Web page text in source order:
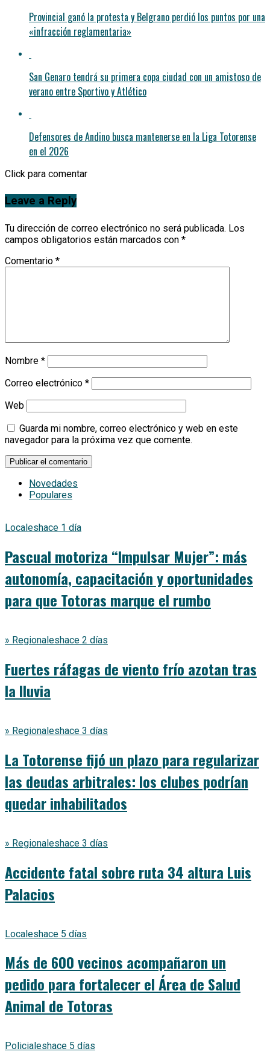
Provincial ganó la protesta y Belgrano perdió los puntos por una
«infracción reglamentaria»
San Genaro tendrá su primera copa ciudad con un amistoso de
verano entre Sportivo y Atlético
Defensores de Andino busca mantenerse en la Liga Totorense
en el 2026
Click para comentar
Leave a Reply
Tu dirección de correo electrónico no será publicada. Los
campos obligatorios están marcados con *
Comentario *
Nombre *
Correo electrónico *
Web
Guarda mi nombre, correo electrónico y web en este
navegador para la próxima vez que comente.
Novedades
Populares
Localeshace 1 día
Pascual motoriza “Impulsar Mujer”: más
autonomía, capacitación y oportunidades
para que Totoras marque el rumbo
» Regionaleshace 2 días
Fuertes ráfagas de viento frío azotan tras
la lluvia
» Regionaleshace 3 días
La Totorense fijó un plazo para regularizar
las deudas arbitrales: los clubes podrían
quedar inhabilitados
» Regionaleshace 3 días
Accidente fatal sobre ruta 34 altura Luis
Palacios
Localeshace 5 días
Más de 600 vecinos acompañaron un
pedido para fortalecer el Área de Salud
Animal de Totoras
Policialeshace 5 días